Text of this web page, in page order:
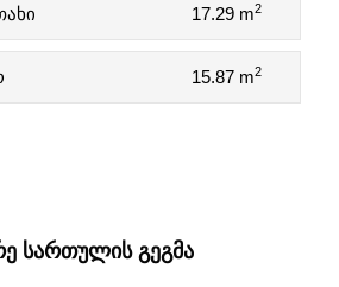
17.29 m2
15.87 m2
ᲡᲐᲠᲗᲣᲚᲘᲡ ᲒᲔᲒᲛᲐ